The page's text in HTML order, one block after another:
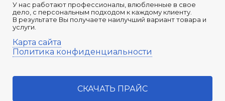
У нас работают профессионалы, влюбленные в свое
дело, с персональным подходом к каждому клиенту.
В результате Вы получаете наилучший вариант товара и
услуги.
Карта сайта
Политика конфиденциальности
СКАЧАТЬ ПРАЙС